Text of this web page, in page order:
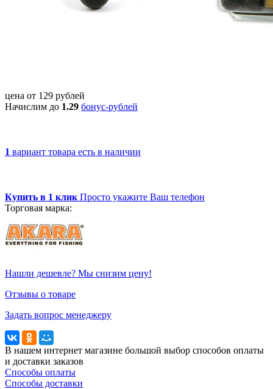
цена от 129 рублей
Начислим до 1.29 бонус-рублей
1 вариант товара есть в наличии
Купить в 1 клик Просто укажите Ваш телефон
Торговая марка:
Нашли дешевле? Мы снизим цену!
Отзывы о товаре
Задать вопрос менеджеру
В нашем интернет магазине большой выбор способов оплаты
и доставки заказов
Способы оплаты
Способы доставки